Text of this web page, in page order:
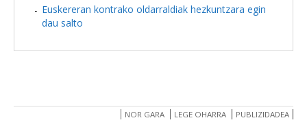
Euskereran kontrako oldarraldiak hezkuntzara egin
dau salto
NOR GARA LEGE OHARRA PUBLIZIDADEA